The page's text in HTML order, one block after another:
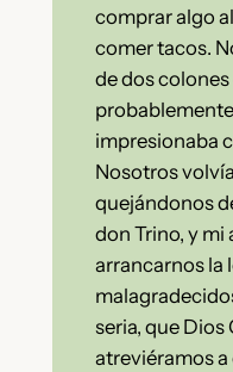
comprar algo
comer tacos.
de dos colones
impresionaba
Nosotros
quejándonos
don Trino, y mi
arrancarnos la
seria, que
atreviéramos